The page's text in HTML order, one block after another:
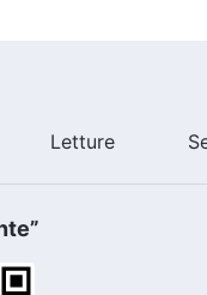
Letture